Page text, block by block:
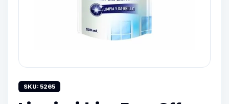
SKU: 5265